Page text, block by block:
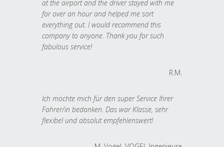
at the airport and the driver stayed with me
for over an hour and helped me sort
everything out. I would recommend this
company to anyone. Thank you for such
fabulous service!
R.M.
Ich möchte mich für den super Service Ihrer
Fahrer/in bedanken. Das war Klasse, sehr
flexibel und absolut empfehlenswert!